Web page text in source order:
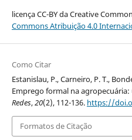
licença CC-BY da Creative
Commons Atribuição 4.0
Como Citar
Estanislau, P., Carneiro, P. T.,
Emprego formal na agropecuária:
Redes,20(2), 112-136. https://
Formatos de Citação